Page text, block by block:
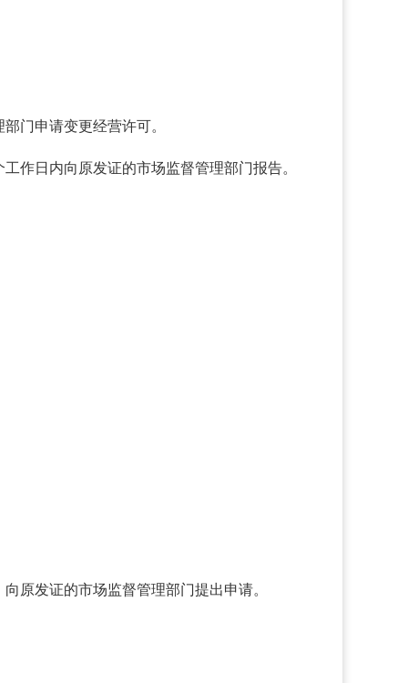
门申请变更经营许可。
作日内向原发证的市场监督管理部门报告。
原发证的市场监督管理部门提出申请。